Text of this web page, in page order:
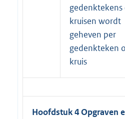
gedenktekens
kruisen wordt
geheven per
gedenkteken
kruis
Hoofdstuk 4 Opgraven